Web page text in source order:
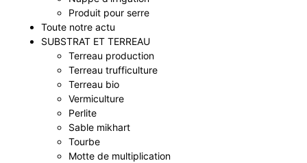
Produit pour serre
Toute notre actu
SUBSTRAT ET TERREAU
Terreau production
Terreau trufficulture
Terreau bio
Vermiculture
Perlite
Sable mikhart
Tourbe
Motte de multiplication